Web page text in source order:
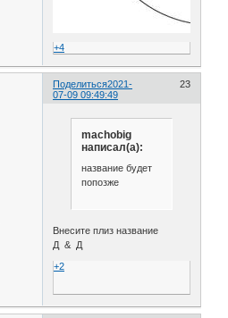
+4
Поделиться 23
2021-
07-09 09:49:49
machobig
написал(а):
название будет
попозже
Внесите плиз название
Д & Д
+2